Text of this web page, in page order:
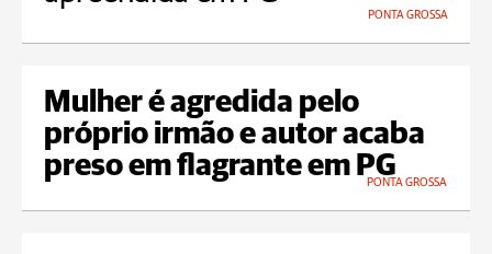
PONTA GROSSA
Mulher é agredida pelo
próprio irmão e autor acaba
preso em flagrante em PG
PONTA GROSSA